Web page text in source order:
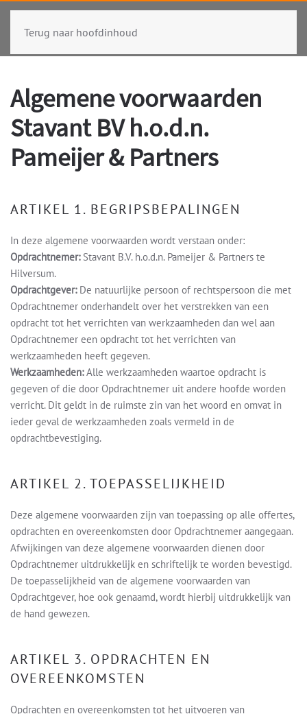
Terug naar hoofdinhoud
Algemene voorwaarden
Stavant BV h.o.d.n.
Pameijer & Partners
ARTIKEL 1. BEGRIPSBEPALINGEN
In deze algemene voorwaarden wordt verstaan onder:
Opdrachtnemer:Stavant B.V. h.o.d.n. Pameijer & Partners te
Hilversum.
Opdrachtgever:De natuurlijke persoon of rechtspersoon die met
Opdrachtnemer onderhandelt over het verstrekken van een
opdracht tot het verrichten van werkzaamheden dan wel aan
Opdrachtnemer een opdracht tot het verrichten van
werkzaamheden heeft gegeven.
Werkzaamheden:Alle werkzaamheden waartoe opdracht is
gegeven of die door Opdrachtnemer uit andere hoofde worden
verricht. Dit geldt in de ruimste zin van het woord en omvat in
ieder geval de werkzaamheden zoals vermeld in de
opdrachtbevestiging.
ARTIKEL 2. TOEPASSELIJKHEID
Deze algemene voorwaarden zijn van toepassing op alle offertes,
opdrachten en overeenkomsten door Opdrachtnemer aangegaan.
Afwijkingen van deze algemene voorwaarden dienen door
Opdrachtnemer uitdrukkelijk en schriftelijk te worden bevestigd.
De toepasselijkheid van de algemene voorwaarden van
Opdrachtgever, hoe ook genaamd, wordt hierbij uitdrukkelijk van
de hand gewezen.
ARTIKEL 3. OPDRACHTEN EN
OVEREENKOMSTEN
Opdrachten en overeenkomsten tot het uitvoeren van